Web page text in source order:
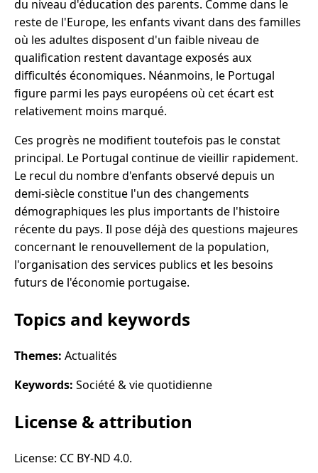
du niveau d'éducation des parents. Comme dans le
reste de l'Europe, les enfants vivant dans des familles
où les adultes disposent d'un faible niveau de
qualification restent davantage exposés aux
difficultés économiques. Néanmoins, le Portugal
figure parmi les pays européens où cet écart est
relativement moins marqué.
Ces progrès ne modifient toutefois pas le constat
principal. Le Portugal continue de vieillir rapidement.
Le recul du nombre d'enfants observé depuis un
demi-siècle constitue l'un des changements
démographiques les plus importants de l'histoire
récente du pays. Il pose déjà des questions majeures
concernant le renouvellement de la population,
l'organisation des services publics et les besoins
futurs de l'économie portugaise.
Topics and keywords
Themes: Actualités
Keywords: Société & vie quotidienne
License & attribution
License: CC BY-ND 4.0.